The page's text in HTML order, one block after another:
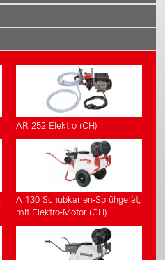
AR 252 Elektro (CH)
A 130 Schubkarren-Sprühgerät,
mit Elektro-Motor (CH)